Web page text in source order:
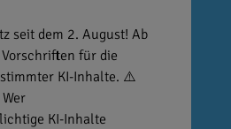
seit dem 2. August! Ab
für die
KI-Inhalte. ⚠️
KI-Inhalte